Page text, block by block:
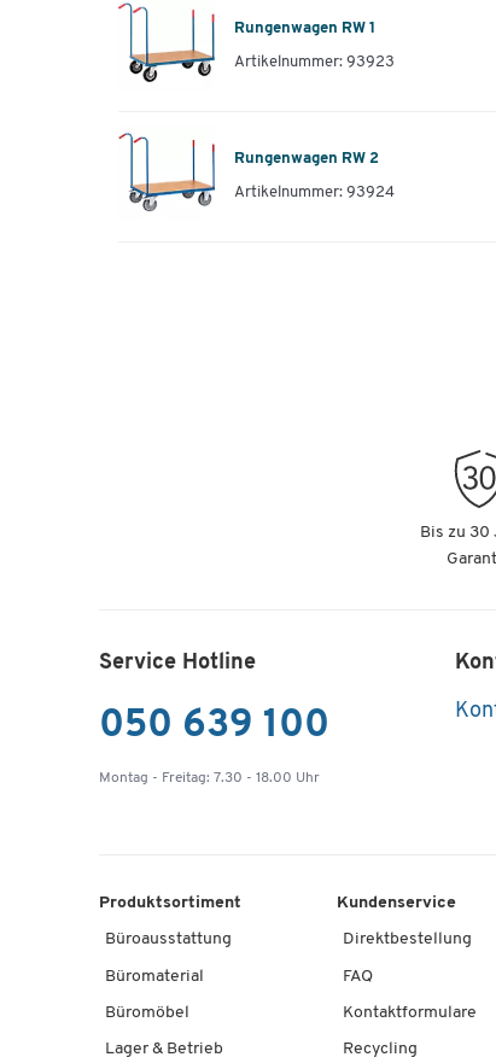
Rungenwagen RW 1
Artikelnummer: 93923
Rungenwagen RW 2
Artikelnummer: 93924
Bis zu 30
Service Hotline
050 639 100
Montag - Freitag: 7.30 - 18.00 Uhr
Produktsortiment
Büroausstattung
Büromaterial
Büromöbel
Lager & Betrieb
Kundenservice
Direktbestellung
FAQ
Kontaktformulare
Recycling